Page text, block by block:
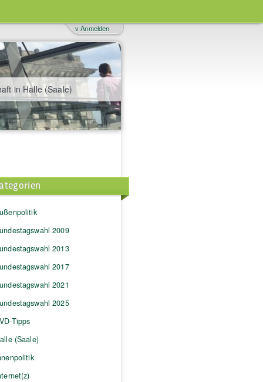
in Halle (Saale)
v Anmelden
2009
2013
2017
2021
2025
Tipps
(Saale)